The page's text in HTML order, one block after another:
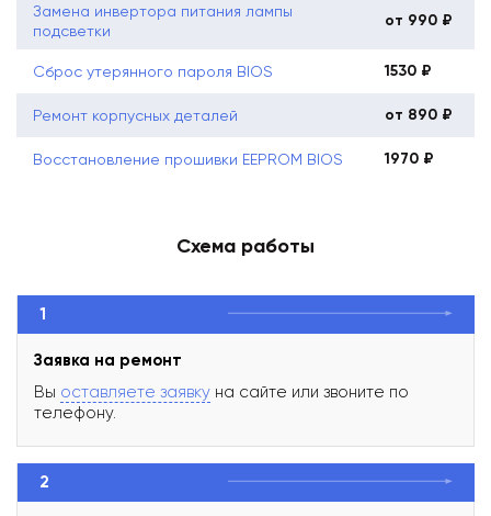
Замена инвертора питания лампы
подсветки
от 990 ₽
Сброс утерянного пароля BIOS 1530 ₽
Ремонт корпусных деталей от 890 ₽
Восстановление прошивки EEPROM BIOS 1970 ₽
Схема работы
1
Заявка на ремонт
Вы оставляете заявку на сайте или звоните по
телефону.
2